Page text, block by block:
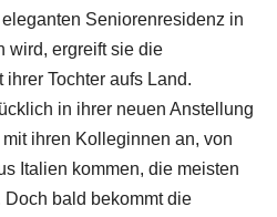
Seniorenresidenz in
wird, ergreift sie die
Tochter aufs Land.
in ihrer neuen Anstellung
ihren Kolleginnen an, von
Italien kommen, die meisten
bald bekommt die